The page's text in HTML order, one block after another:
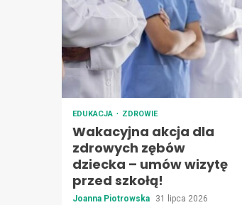
EDUKACJA ZDROWIE
Wakacyjna akcja dla
zdrowych zębów
dziecka – umów wizytę
przed szkołą!
Joanna Piotrowska
31 lipca 2026